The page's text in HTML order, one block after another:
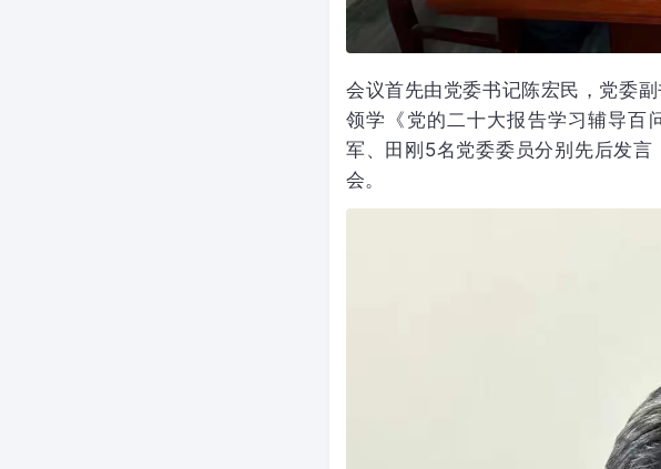
会议首先由党委书记陈宏民，党委
领学《党的二十大报告学习辅导百
军、田刚5名党委委员分别先后发
会。